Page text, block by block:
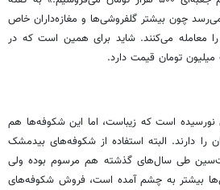
چون بیشتر گلفروشی‌ها و مغازه‌داران خاص
معامله می‌کنند. شاید برای همین است که در
نورسیده است که زیباست، اما این شکوفه‌ها هم
دارند. البته استفاده از شکوفه‌های بیدمشک
طی سال‌های گذشته هم مرسوم بوده ولی
بیشتر به چشم آمده است، فروش شکوفه‌های